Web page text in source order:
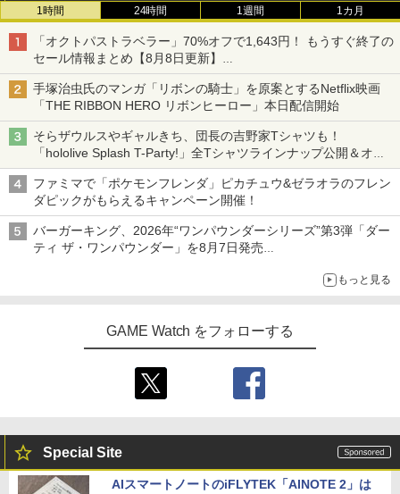
1時間 24時間 1週間 1カ月
「オクトパストラベラー」70%オフで1,643円！ もうすぐ終了の
セール情報まとめ【8月8日更新】
ニンテンドーeショップでは「大神 絶景版」が67%オフで990円
手塚治虫氏のマンガ「リボンの騎士」を原案とするNetflix映画
「THE RIBBON HERO リボンヒーロー」本日配信開始
そらザウルスやギャルきち、団長の吉野家Tシャツも！
「hololive Splash T-Party!」全Tシャツラインナップ公開＆オン
ライン販売開始
ファミマで「ポケモンフレンダ」ピカチュウ&ゼラオラのフレン
ダピックがもらえるキャンペーン開催！
バーガーキング、2026年“ワンパウンダーシリーズ”第3弾「ダー
ティ ザ・ワンパウンダー」を8月7日発売
もっと見る
GAME Watch をフォローする
Special Site
AIスマートノートのiFLYTEK「AINOTE 2」は